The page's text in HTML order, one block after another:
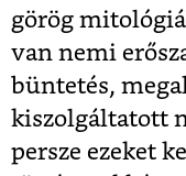
görög
van nemi
büntetés,
kiszolgáltatott
persze ezeket